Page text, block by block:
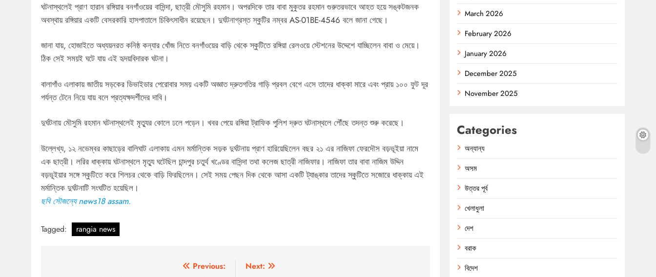
ঘটনাস্থলেই প্রাণ হারান রঙ্গিয়ার বনগাঁওয়ের বাসিন্দা, ছাত্রী মৌসুমি রহমান। অপরদিকে তার বাবা মুকুতর রহমান গুরুতরভাবে আহত হয়ে সঙ্কটজনক
অবস্থায় রঙ্গিয়ার একটি বেসরকারি হাসপাতালে চিকিৎসাধীন রয়েছেন। দুর্ঘটনাগ্রস্ত স্কুটির নম্বর AS-01BE-4546 বলে জানা গেছে।
জানা যায়, হোজাইতে অধ্যয়নরত কনিষ্ঠ কন্যার খোঁজ নিতে বনগাঁওয়ের বাড়ি থেকে স্কুটিতে রঙ্গিয়া রেলওয়ে স্টেশনের উদ্দেশে যাচ্ছিলেন বাবা ও মেয়ে।
ঠিক সেই সময়ই ঘটে যায় এই হৃদয়বিদারক ঘটনা।
বালাগাঁও এলাকায় জাতীয় সড়কের ডিভাইডার পেরোবার সময় একটি অজ্ঞাত দ্রুতগতির গাড়ি প্রবল বেগে এসে তাদের ধাক্কা মারে এবং প্রায় ১০০ ফুট দূর
পর্যন্ত টেনে নিয়ে যায় বলে প্রত্যক্ষদর্শীদের দাবি।
দুর্ঘটনায় মৌসুমি রহমান ঘটনাস্থলেই মৃত্যুর কোলে ঢলে পড়েন। খবর পেয়ে রঙ্গিয়া ট্রাফিক পুলিশ দ্রুত ঘটনাস্থলে পৌঁছে তদন্ত শুরু করেছে।
উল্লেখ্য, ১২ নভেম্বর কাছাড়ের বালিঘাট এলাকায় এমন মর্মান্তিক সড়ক দুর্ঘটনায় প্রাণ হারিয়েছিলেন বছর ২১ এর নাজিফা ফেরদৌস বড়ভূইয়া নামে
এক ছাত্রী। লরির ধাক্কায় ঘটনাস্থলে মৃত্যু ঘটেছিল চান্দপুর চতুর্থ খণ্ডের বাসিন্দা তথা কলেজ ছাত্রী নাজিফার। নাজিফা তার বাবা নাজিম উদ্দিন
বড়ভূইয়ার সঙ্গে স্কুটিতে করে শিলচর থেকে বাড়ি ফিরছিলেন। সেই সময় পেছন দিক থেকে আসা একটি ট্যাঙ্কার তাদের স্কুটিতে সজোরে ধাক্কায় এই
মর্মান্তিক দুর্ঘটনাটি সংঘটিত হয়েছিল।
ছবি সৌজন্যে news18 assam.
Tagged: rangia news
Previous:
Next:
March 2026
February 2026
January 2026
December 2025
November 2025
Categories
অন্যান্য
অসম
উত্তর পূর্ব
খেলাধুলা
দেশ
বরাক
বিদেশ